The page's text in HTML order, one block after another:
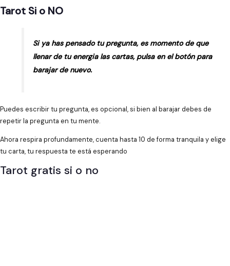
Tarot Si o NO
Si ya has pensado tu pregunta, es momento de que
llenar de tu energia las cartas, pulsa en el botón para
barajar de nuevo.
Puedes escribir tu pregunta, es opcional, si bien al barajar debes de
repetir la pregunta en tu mente.
Ahora respira profundamente, cuenta hasta 10 de forma tranquila y elige
tu carta, tu respuesta te está esperando
Tarot gratis si o no